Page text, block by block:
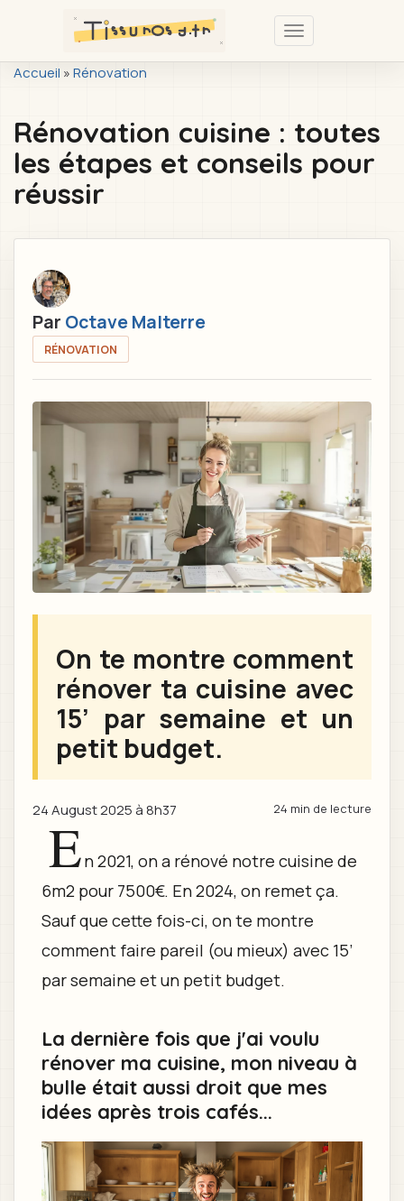
principal
Toggle
You
here
Accueil »Rénovation
Rénovation cuisine : toutes
les étapes et conseils pour
réussir
Par Octave Malterre
RÉNOVATION
On te montre comment
rénover ta cuisine avec
15’ par semaine et un
petit budget.
24 August 2025 à 8h37 24 min de lecture
En 2021, on a rénové notre cuisine de
6m2 pour 7500€. En 2024, on remet ça.
Sauf que cette fois-ci, on te montre
comment faire pareil (ou mieux) avec 15’
par semaine et un petit budget.
La dernière fois que j'ai voulu
rénover ma cuisine, mon niveau à
bulle était aussi droit que mes
idées après trois cafés...